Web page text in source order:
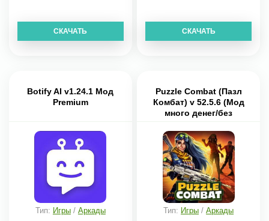
СКАЧАТЬ СКАЧАТЬ
Botify AI v1.24.1 Мод
Premium
Тип: Игры/ Аркады
Puzzle Combat (Пазл
Комбат) v 52.5.6 (Мод
много денег/без
Тип: Игры /Аркады